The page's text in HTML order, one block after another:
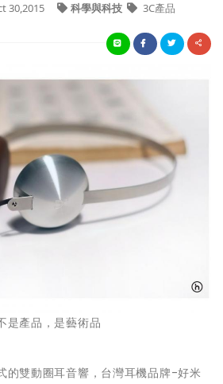
30,2015 科學與科技 3C產品
是產品，是藝術品
的雙動圈耳音響，台灣耳機品牌-好米